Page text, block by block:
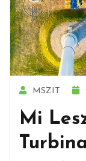
MSZIT
Mi